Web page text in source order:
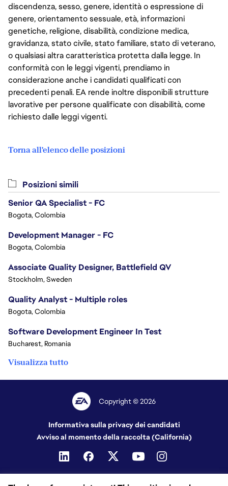
discendenza, sesso, genere, identità o espressione di
genere, orientamento sessuale, età, informazioni
genetiche, religione, disabilità, condizione medica,
gravidanza, stato civile, stato familiare, stato di veterano,
o qualsiasi altra caratteristica protetta dalla legge. In
conformità con le leggi vigenti, prendiamo in
considerazione anche i candidati qualificati con
precedenti penali. EA rende inoltre disponibili strutture
lavorative per persone qualificate con disabilità, come
richiesto dalle leggi vigenti.
Torna all'elenco delle posizioni
Posizioni simili
Senior QA Specialist - FC
Bogota, Colombia
Development Manager - FC
Bogota, Colombia
Associate Quality Designer, Battlefield QV
Stockholm, Sweden
Quality Analyst - Multiple roles
Bogota, Colombia
Software Development Engineer In Test
Bucharest, Romania
Visualizza tutto
Copyright © 2026
Informativa sulla privacy dei candidati
Avviso al momento della raccolta (California)